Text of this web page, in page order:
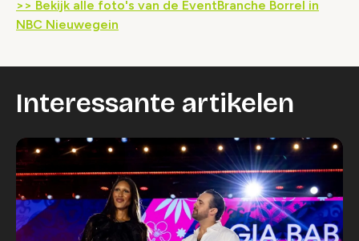
>> Bekijk alle foto's van de EventBranche Borrel in
NBC Nieuwegein
Interessante artikelen